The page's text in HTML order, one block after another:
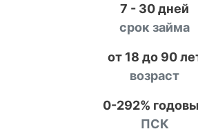
7 - 30 дней
срок займа
от 18 до 90
возраст
0-292%
ПСК